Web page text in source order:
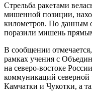
Стрельба ракетами
мишенной позиции,
километров. По данным
поразили мишень
В сообщении
рамках учения с
на северо-востоке
коммуникаций северной
Камчатки и Чукотки, а